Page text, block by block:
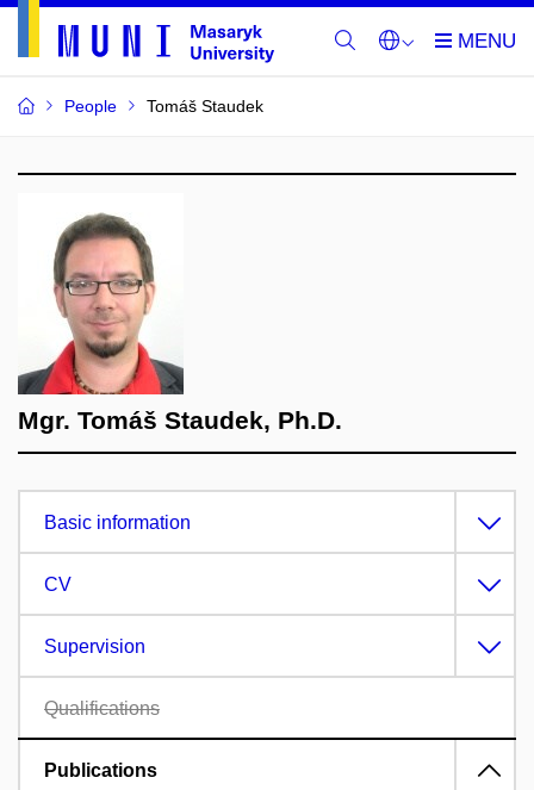
People Tomáš Staudek
Mgr. Tomáš Staudek, Ph.D.
Basic information
CV
Supervision
Qualifications
Publications